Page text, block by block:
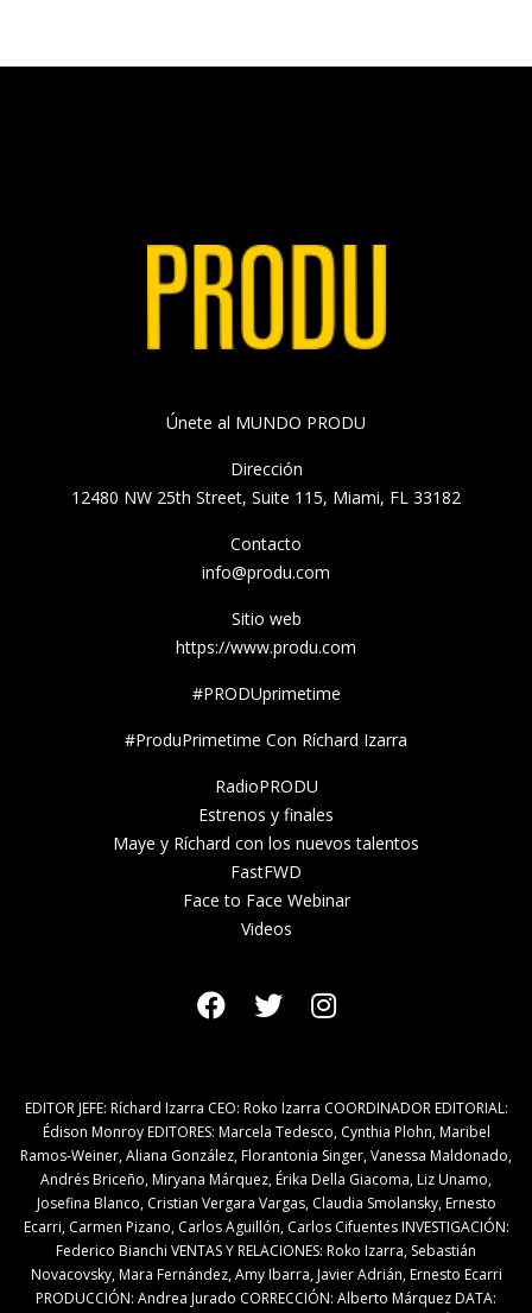
Únete al MUNDO PRODU
Dirección
12480 NW 25th Street, Suite 115, Miami, FL 33182
Contacto
info@produ.com
Sitio web
https://www.produ.com
#PRODUprimetime
#ProduPrimetime Con Ríchard Izarra
RadioPRODU
Estrenos y finales
Maye y Ríchard con los nuevos talentos
FastFWD
Face to Face Webinar
Videos
EDITOR JEFE: Ríchard Izarra CEO: Roko Izarra COORDINADOR EDITORIAL:
Édison Monroy EDITORES: Marcela Tedesco, Cynthia Plohn, Maribel
Ramos-Weiner, Aliana González, Florantonia Singer, Vanessa Maldonado,
Andrés Briceño, Miryana Márquez, Érika Della Giacoma, Liz Unamo,
Josefina Blanco, Cristian Vergara Vargas, Claudia Smolansky, Ernesto
Ecarri, Carmen Pizano, Carlos Aguillón, Carlos Cifuentes INVESTIGACIÓN:
Federico Bianchi VENTAS Y RELACIONES: Roko Izarra, Sebastián
Novacovsky, Mara Fernández, Amy Ibarra, Javier Adrián, Ernesto Ecarri
PRODUCCIÓN: Andrea Jurado CORRECCIÓN: Alberto Márquez DATA: